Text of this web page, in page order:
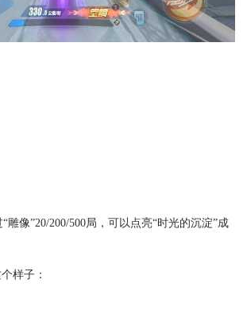
雕像”20/200/500局，可以点亮“时光的沉淀”成
样子：